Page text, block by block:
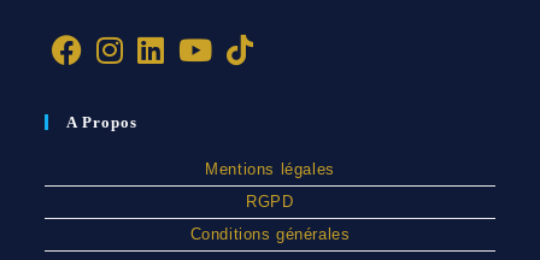
A Propos
Mentions légales
RGPD
Conditions générales